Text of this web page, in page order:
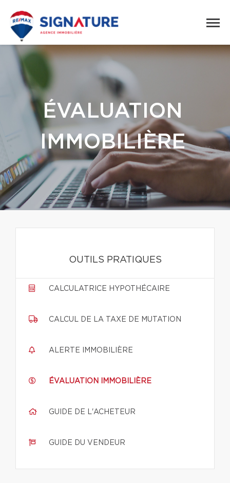
ÉVALUATION
IMMOBILIÈRE
OUTILS PRATIQUES
CALCULATRICE HYPOTHÉCAIRE
CALCUL DE LA TAXE DE MUTATION
ALERTE IMMOBILIÈRE
ÉVALUATION IMMOBILIÈRE
GUIDE DE L'ACHETEUR
GUIDE DU VENDEUR